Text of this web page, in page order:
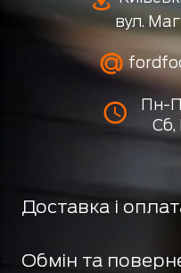
вул.
Пн-
Сб,
Доставка і
Обмін та